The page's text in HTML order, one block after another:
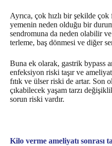
Ayrıca, çok hızlı bir şekilde
yemenin neden olduğu bir
sendromuna da neden olabilir
terleme, baş dönmesi ve diğer
Buna ek olarak, gastrik bypass
enfeksiyon riski taşır ve
fıtık ve ülser riski de artar. Son
çıkabilecek yaşam tarzı
sorun riski vardır.
Kilo verme ameliyatı sonrası